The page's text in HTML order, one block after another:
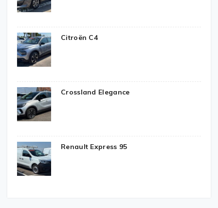
Citroën C4
Crossland Elegance
Renault Express 95